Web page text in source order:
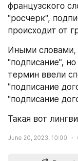
французского
"росчерк",
происходит от
Иными словами,
"подписание",
термин ввели
"подписание
"подписание
Такая вот
June 20, 2023, 10:00